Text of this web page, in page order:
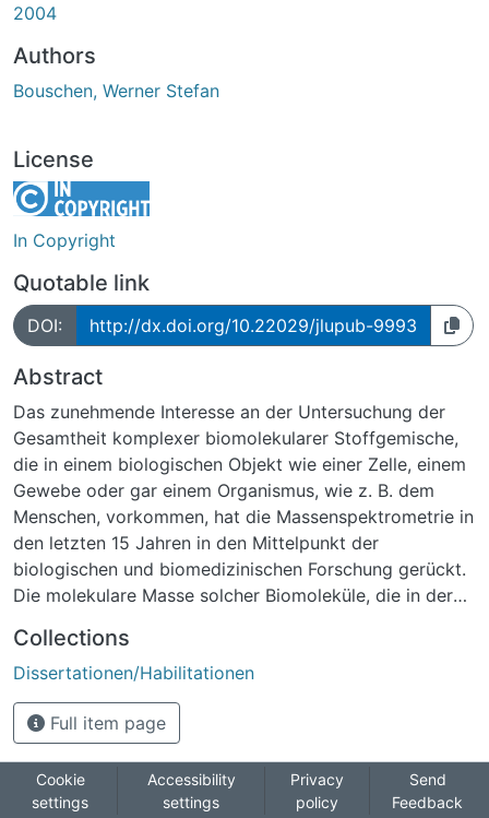
2004
Authors
Bouschen, Werner Stefan
License
In Copyright
Quotable link
DOI: http://dx.doi.org/10.22029/jlupub-9993
Abstract
Das zunehmende Interesse an der Untersuchung der
Gesamtheit komplexer biomolekularer Stoffgemische,
die in einem biologischen Objekt wie einer Zelle, einem
Gewebe oder gar einem Organismus, wie z. B. dem
Menschen, vorkommen, hat die Massenspektrometrie in
den letzten 15 Jahren in den Mittelpunkt der
biologischen und biomedizinischen Forschung gerückt.
Die molekulare Masse solcher Biomoleküle, die in der
wichtige Messgröße auf dem Weg zur
Strukturaufklärung derselben dar. Die Laser-
Mikrosonden-Massenspektrometrie (LMMS) ist eine seit
mehr als 25 Jahren eingesetzte Methode, um einer
entnehmen und so biologische und synthetische
Oberflächen zu analysieren und zu charakterisieren.
Collections
Dissertationen/Habilitationen
Full item page
Cookie
settings
Accessibility
settings
Privacy
policy
Send
Feedback